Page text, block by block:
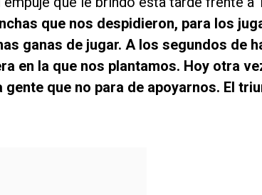
que nos despidieron, para los
ganas de jugar. A los segundos de
en la que nos plantamos. Hoy otra
que no para de apoyarnos. El